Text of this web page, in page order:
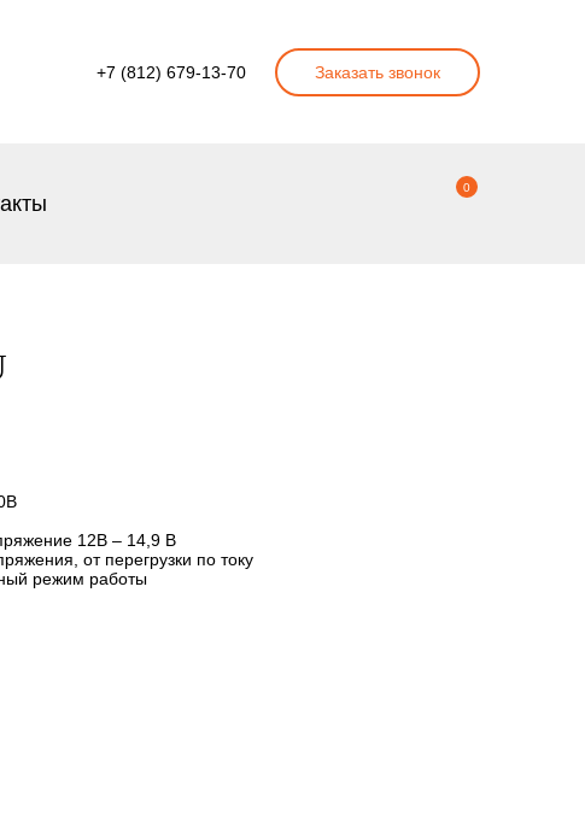
+7 (812) 679-13-70 Заказать звонок
0
12В – 14,9 В
от перегрузки по току
режим работы